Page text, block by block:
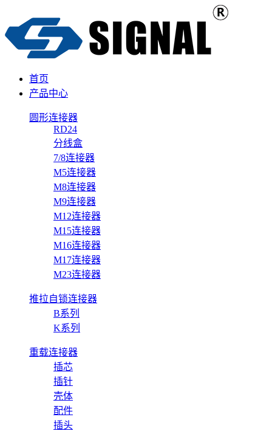
首页
产品中心
圆形连接器
RD24
分线盒
7/8连接器
M5连接器
M8连接器
M9连接器
M12连接器
M15连接器
M16连接器
M17连接器
M23连接器
推拉自锁连接器
B系列
K系列
重载连接器
插芯
插针
壳体
配件
插头